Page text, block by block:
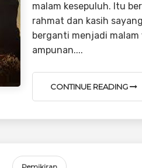
malam kesepuluh. Itu
rahmat dan kasih
berganti menjadi malam
ampunan....
CONTINUE READING